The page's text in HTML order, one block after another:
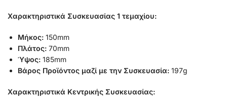
Χαρακτηριστικά Συσκευασίας 1 τεμαχίου:
Μήκος: 150mm
Πλάτος: 70mm
Ύψος: 185mm
Βάρος Προϊόντος μαζί με την Συσκευασία: 197g
Χαρακτηριστικά Κεντρικής Συσκευασίας: